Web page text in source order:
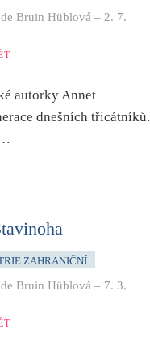
Bruin Hüblová – 2. 7.
autorky Annet
dnešních třicátníků.
ZAHRANIČNÍ
Bruin Hüblová – 7. 3.